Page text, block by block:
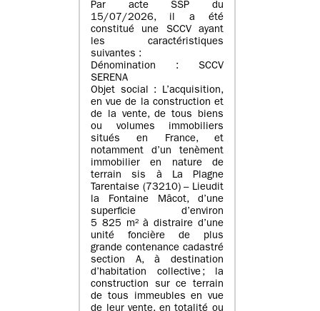
Par acte SSP du
15/07/2026, il a été
constitué une SCCV ayant
les caractéristiques
suivantes :
Dénomination : SCCV
SERENA
Objet social : L’acquisition,
en vue de la construction et
de la vente, de tous biens
ou volumes immobiliers
situés en France, et
notamment d’un tenèment
immobilier en nature de
terrain sis à La Plagne
Tarentaise (73210) – Lieudit
la Fontaine Mâcot, d’une
superficie d’environ
5 825 m² à distraire d’une
unité foncière de plus
grande contenance cadastré
section A, à destination
d’habitation collective ; la
construction sur ce terrain
de tous immeubles en vue